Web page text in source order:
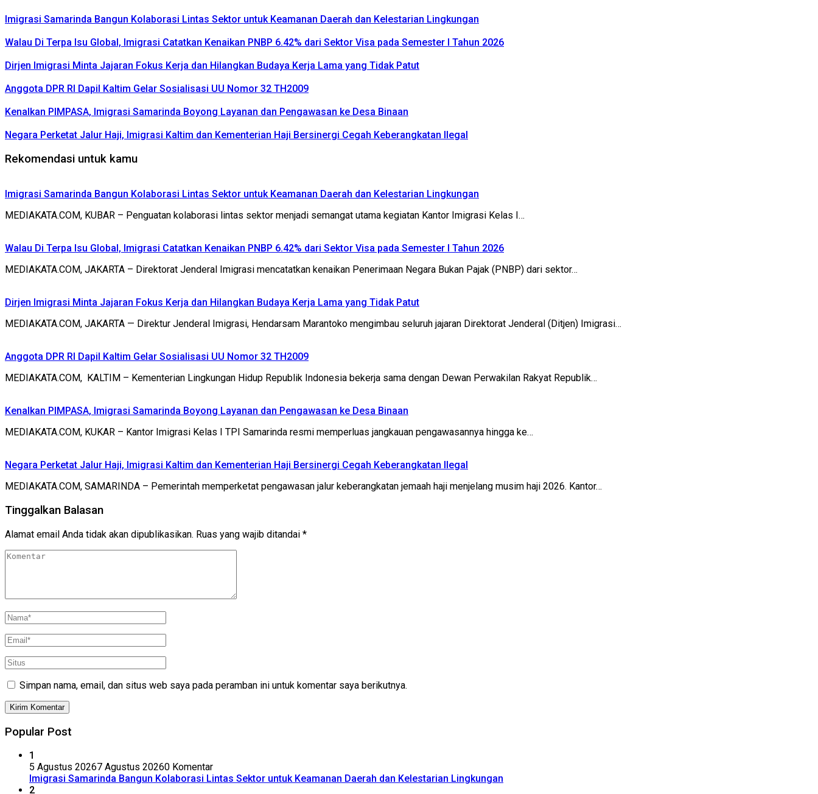
Imigrasi Samarinda Bangun Kolaborasi Lintas Sektor untuk Keamanan Daerah dan Kelestarian Lingkungan
Walau Di Terpa Isu Global, Imigrasi Catatkan Kenaikan PNBP 6.42% dari Sektor Visa pada Semester I Tahun 2026
Dirjen Imigrasi Minta Jajaran Fokus Kerja dan Hilangkan Budaya Kerja Lama yang Tidak Patut
Anggota DPR RI Dapil Kaltim Gelar Sosialisasi UU Nomor 32 TH2009
Kenalkan PIMPASA, Imigrasi Samarinda Boyong Layanan dan Pengawasan ke Desa Binaan
Negara Perketat Jalur Haji, Imigrasi Kaltim dan Kementerian Haji Bersinergi Cegah Keberangkatan Ilegal
Rekomendasi untuk kamu
Imigrasi Samarinda Bangun Kolaborasi Lintas Sektor untuk Keamanan Daerah dan Kelestarian Lingkungan
MEDIAKATA.COM, KUBAR – Penguatan kolaborasi lintas sektor menjadi semangat utama kegiatan Kantor Imigrasi Kelas I…
Walau Di Terpa Isu Global, Imigrasi Catatkan Kenaikan PNBP 6.42% dari Sektor Visa pada Semester I Tahun 2026
MEDIAKATA.COM, JAKARTA – Direktorat Jenderal Imigrasi mencatatkan kenaikan Penerimaan Negara Bukan Pajak (PNBP) dari sektor…
Dirjen Imigrasi Minta Jajaran Fokus Kerja dan Hilangkan Budaya Kerja Lama yang Tidak Patut
MEDIAKATA.COM, JAKARTA — Direktur Jenderal Imigrasi, Hendarsam Marantoko mengimbau seluruh jajaran Direktorat Jenderal (Ditjen) Imigrasi…
Anggota DPR RI Dapil Kaltim Gelar Sosialisasi UU Nomor 32 TH2009
MEDIAKATA.COM, KALTIM – Kementerian Lingkungan Hidup Republik Indonesia bekerja sama dengan Dewan Perwakilan Rakyat Republik…
Kenalkan PIMPASA, Imigrasi Samarinda Boyong Layanan dan Pengawasan ke Desa Binaan
MEDIAKATA.COM, KUKAR – Kantor Imigrasi Kelas I TPI Samarinda resmi memperluas jangkauan pengawasannya hingga ke…
Negara Perketat Jalur Haji, Imigrasi Kaltim dan Kementerian Haji Bersinergi Cegah Keberangkatan Ilegal
MEDIAKATA.COM, SAMARINDA – Pemerintah memperketat pengawasan jalur keberangkatan jemaah haji menjelang musim haji 2026. Kantor…
Tinggalkan Balasan
Alamat email Anda tidak akan dipublikasikan. Ruas yang wajib ditandai *
Simpan nama, email, dan situs web saya pada peramban ini untuk komentar saya berikutnya.
Popular Post
1
5 Agustus 20267 Agustus 20260 Komentar
Imigrasi Samarinda Bangun Kolaborasi Lintas Sektor untuk Keamanan Daerah dan Kelestarian Lingkungan
2